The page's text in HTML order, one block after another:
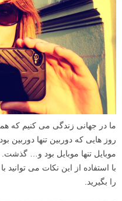
ما در جهانی زندگی می کنیم که
با استفاده از این نکات می
را بگیرید.